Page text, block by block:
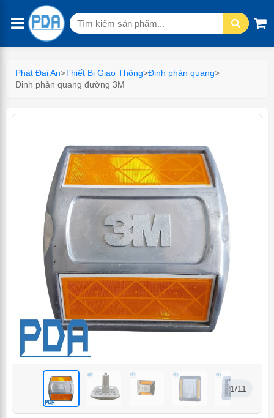
Tìm
Phát Đại An>Thiết Bị Giao Thông>Đinh phản quang>
Đinh phản quang đường 3M
< < < < < <
1/11